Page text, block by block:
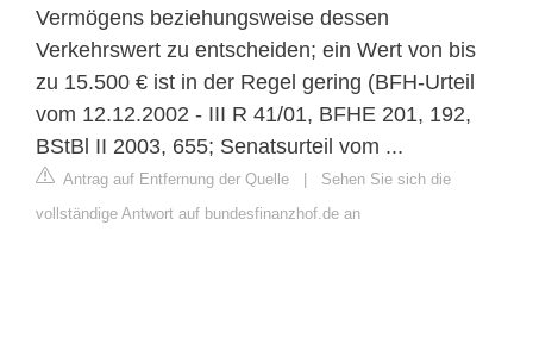
Vermögens beziehungsweise dessen
Verkehrswert zu entscheiden; ein Wert von bis
zu 15.500 € ist in der Regel gering (BFH-Urteil
vom 12.12.2002 - III R 41/01, BFHE 201, 192,
BStBl II 2003, 655; Senatsurteil vom ...
Antrag auf Entfernung der Quelle
Sehen Sie sich die
vollständige Antwort auf bundesfinanzhof.de an